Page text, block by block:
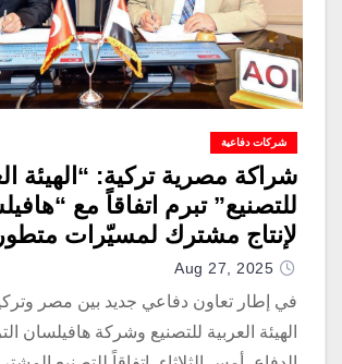
شركات دفاعية
شراكة مصرية تركية: “الهيئة
للتصنيع” تبرم اتفاقاً مع
لإنتاج مشترك لمسيّرات
Aug 27, 2025
في إطار تعاون دفاعي جديد بين مصر
الهيئة العربية للتصنيع وشركة هافيلسان